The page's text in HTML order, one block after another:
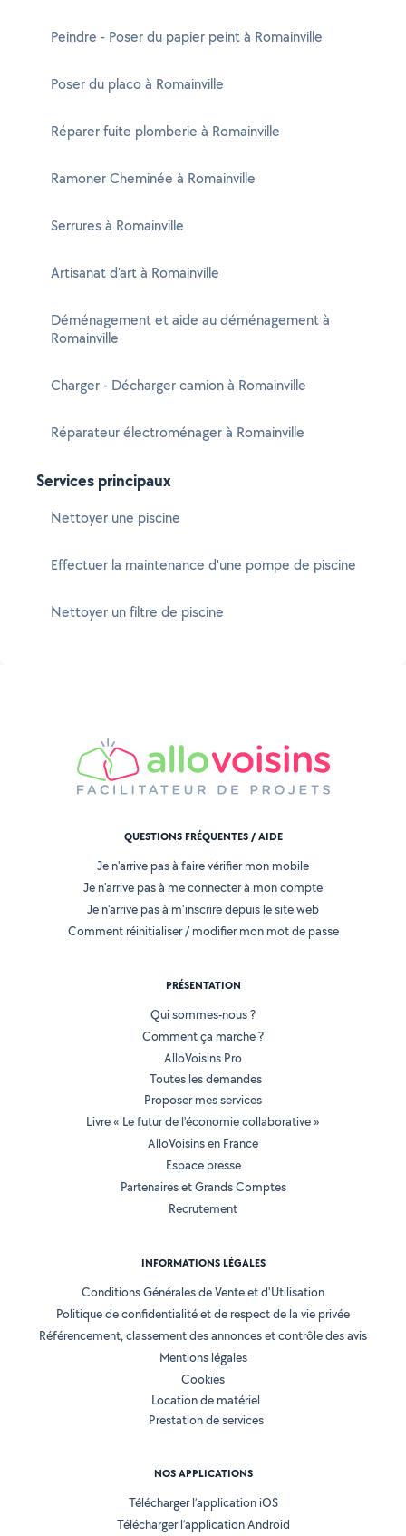
Peindre - Poser du papier peint à Romainville
Poser du placo à Romainville
Réparer fuite plomberie à Romainville
Ramoner Cheminée à Romainville
Serrures à Romainville
Artisanat d'art à Romainville
Déménagement et aide au déménagement à
Romainville
Charger - Décharger camion à Romainville
Réparateur électroménager à Romainville
Services principaux
Nettoyer une piscine
Effectuer la maintenance d'une pompe de piscine
Nettoyer un filtre de piscine
QUESTIONS FRÉQUENTES / AIDE
Je n'arrive pas à faire vérifier mon mobile
Je n'arrive pas à me connecter à mon compte
Je n'arrive pas à m'inscrire depuis le site web
Comment réinitialiser / modifier mon mot de passe
PRÉSENTATION
Qui sommes-nous ?
Comment ça marche ?
AlloVoisins Pro
Toutes les demandes
Proposer mes services
Livre « Le futur de l'économie collaborative »
AlloVoisins en France
Espace presse
Partenaires et Grands Comptes
Recrutement
INFORMATIONS LÉGALES
Conditions Générales de Vente et d'Utilisation
Politique de confidentialité et de respect de la vie privée
Référencement, classement des annonces et contrôle des avis
Mentions légales
Cookies
Location de matériel
Prestation de services
NOS APPLICATIONS
Télécharger l’application iOS
Télécharger l’application Android